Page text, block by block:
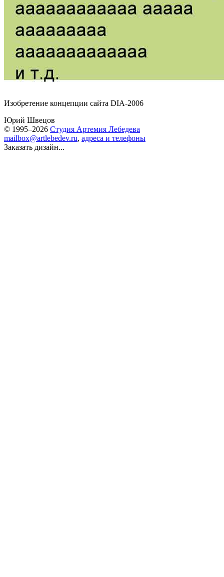
Изобретение концепции сайта DIA-2006
Юрий Швецов
© 1995–2026 Студия Артемия Лебедева
mailbox@artlebedev.ru, адреса и телефоны
Заказать дизайн...